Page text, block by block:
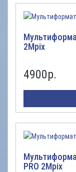
2Mpix
4900р.
PRO 2Mpix